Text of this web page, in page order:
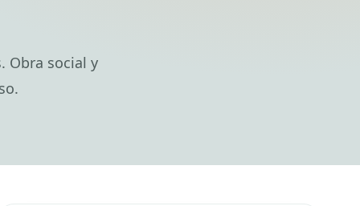
Obra social y